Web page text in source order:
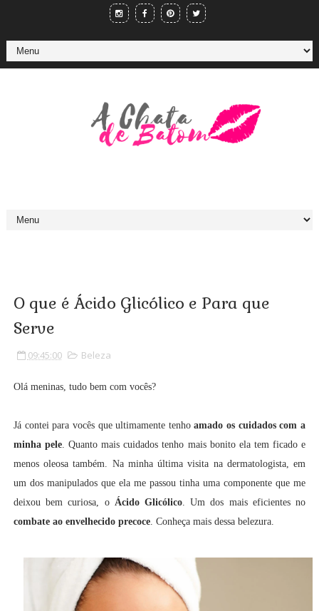
O que é Ácido Glicólico e Para que
Serve
09:45:00 Beleza
Olá meninas, tudo bem com vocês?
Já contei para vocês que ultimamente tenhoamado os cuidados com a
minha pele. Quanto mais cuidados tenho mais bonito ela tem ficado e
menos oleosa também. Na minha última visita na dermatologista, em
um dos manipulados que ela me passou tinha uma componente que me
deixou bem curiosa, o Ácido Glicólico. Um dos mais eficientes no
combate ao envelhecido precoce. Conheça mais dessa belezura.